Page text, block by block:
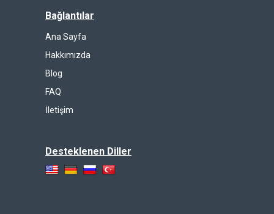
Bağlantılar
Ana Sayfa
Hakkımızda
Blog
FAQ
İletişim
Desteklenen Diller